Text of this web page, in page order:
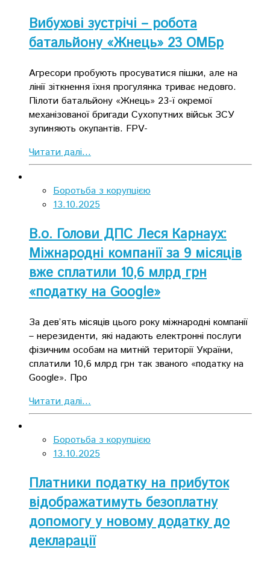
Вибухові зустрічі – робота
батальйону «Жнець» 23 ОМБр
Агресори пробують просуватися пішки, але на
лінії зіткнення їхня прогулянка триває недовго.
Пілоти батальйону «Жнець» 23-ї окремої
механізованої бригади Сухопутних військ ЗСУ
зупиняють окупантів. FPV-
Читати далі...
Боротьба з корупцією
13.10.2025
В.о. Голови ДПС Леся Карнаух:
Міжнародні компанії за 9 місяців
вже сплатили 10,6 млрд грн
«податку на Google»
За дев’ять місяців цього року міжнародні компанії
– нерезиденти, які надають електронні послуги
фізичним особам на митній території України,
сплатили 10,6 млрд грн так званого «податку на
Google». Про
Читати далі...
Боротьба з корупцією
13.10.2025
Платники податку на прибуток
відображатимуть безоплатну
допомогу у новому додатку до
декларації